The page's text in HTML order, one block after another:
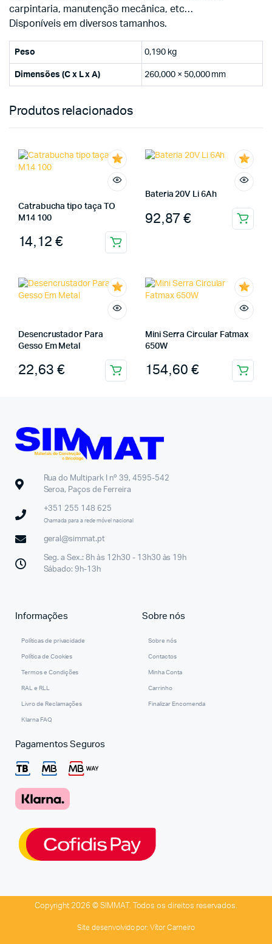
carpintaria, manutenção mecânica, etc…
Disponíveis em diversos tamanhos.
Peso 0,190 kg
Dimensões (C x L x A) 260,000 × 50,000 mm
Produtos relacionados
Catrabucha tipo taça TO
M14 100
14,12 €
Bateria 20V Li 6Ah
92,87 €
Desencrustador Para
Gesso Em Metal
22,63 €
Mini Serra Circular Fatmax
650W
154,60 €
Rua do Multipark I nº 39, 4595-542
Seroa, Paços de Ferreira
+351 255 148 625
Chamada para a rede móvel nacional
geral@simmat.pt
Seg. a Sex.: 8h às 12h30 - 13h30 às 19h
Sábado: 9h-13h
Informações
Políticas de privacidade
Política de Cookies
Termos e Condições
RAL e RLL
Livro de Reclamações
Klarna FAQ
Sobre nós
Sobre nós
Contactos
Minha Conta
Carrinho
Finalizar Encomenda
Pagamentos Seguros
Copyright 2026 © SIMMAT. Todos os direitos reservados.
Site desenvolvido por: Vítor Carneiro